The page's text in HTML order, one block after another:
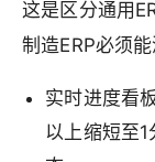
这是区分通用
制造ERP必须
实时进度看
以上缩短至